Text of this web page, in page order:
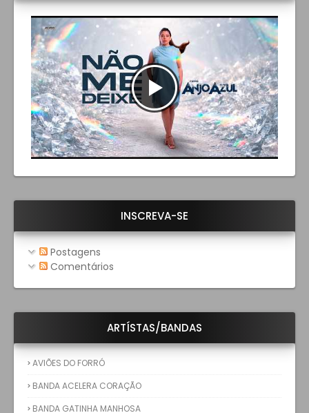
INSCREVA-SE
Postagens
Comentários
ARTÍSTAS/BANDAS
AVIÕES DO FORRÓ
BANDA ACELERA CORAÇÃO
BANDA GATINHA MANHOSA